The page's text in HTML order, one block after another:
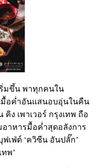
ริ่มขึ้น พาทุกคนใน
อค่ำอันแสนอบอุ่นในคืน
ง เพาเวอร์ กรุงเทพ ถือ
อาหารมื้อค่ำสุดอลังการ
เฟ่ต์ ‘ควิซีน อันปลั๊ก’
พ’